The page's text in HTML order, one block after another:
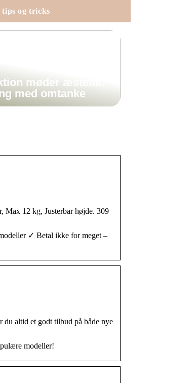
tips og tricks
møder æstetik:
med omtanke
Max 12 kg, Justerbar højde. 309
✓ Betal ikke for meget –
altid et godt tilbud på både nye
modeller!